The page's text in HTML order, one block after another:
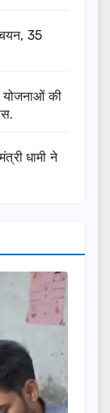
35
योजनाओं की
धामी ने